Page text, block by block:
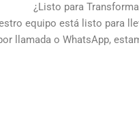
¿Listo para
equipo está listo para
llamada o WhatsApp,